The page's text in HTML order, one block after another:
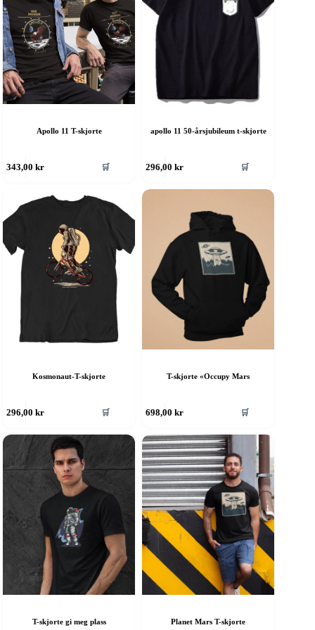
på
produktsiden
Apollo 11 T-skjorte
343,00kr 🛒
apollo 11 50-årsjubileum t-skjorte
296,00kr 🛒
produktet
flere
Alternativene
velges
på
produktsiden
Kosmonaut-T-skjorte
296,00kr 🛒
T-skjorte «Occupy Mars
698,00kr 🛒
produktet
flere
varianter.
Alternativene
kan
velges
produktsiden
T-skjorte gi meg plass Planet Mars T-skjorte